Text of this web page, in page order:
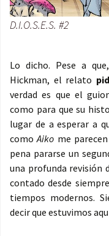
D.I.O.S.E.S. #2
Lo dicho. Pese a
Hickman, el relato
verdad es que el
como para que su
lugar de a esperar a
comoAiko me
pena pararse un
una profunda revisión
contado desde
tiempos modernos.
decir que estuvimos